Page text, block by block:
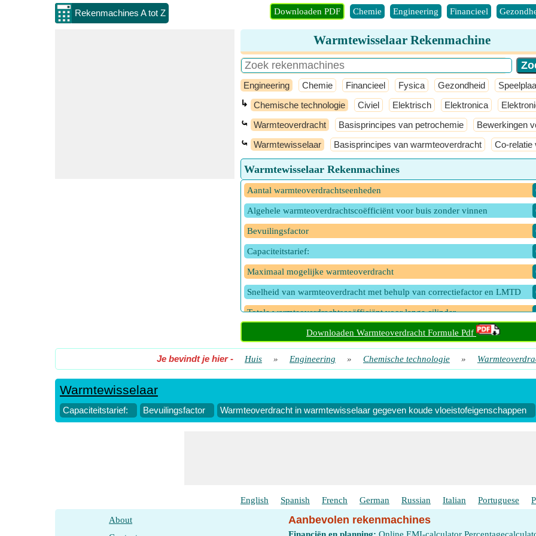
Rekenmachines A tot Z Downloaden PDF Chemie Engineering Financieel
Warmtewisselaar Rekenmachine
Engineering Chemie Financieel Fysica Gezondheid
↳ Chemische technologie Civiel Elektrisch Elektronica
⤿ Warmteoverdracht Basisprincipes van petrochemie Bewerkingen
⤿ Warmtewisselaar Basisprincipes van warmteoverdracht Co-relatie
Warmtewisselaar Rekenmachines
Aantal warmteoverdrachtseenheden
Algehele warmteoverdrachtscoëfficiënt voor buis zonder vinnen
Bevuilingsfactor
Capaciteitstarief:
Maximaal mogelijke warmteoverdracht
Snelheid van warmteoverdracht met behulp van correctiefactor en LMTD
Totale warmteoverdrachtscoëfficiënt voor lange cilinder
Warmteoverdracht in warmtewisselaar gegeven eigenschappen van hete
Warmteoverdracht in warmtewisselaar gegeven koude
Warmteoverdracht in warmtewisselaar gegeven totale
Downloaden Warmteoverdracht Formule Pdf
Je bevindt je hier- Huis » Engineering » Chemische technologie »
Warmtewisselaar
Capaciteitstarief: Bevuilingsfactor Warmteoverdracht in warmtewisselaar gegeven koude vloeistofeigenschappen
English Spanish French German Russian Italian Portuguese
About
Aanbevolen rekenmachines